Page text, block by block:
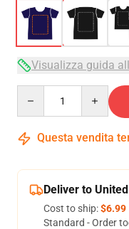
Visualizza guida
Questa vendita
Deliver to
Cost to ship:$6.99
Standard - Order